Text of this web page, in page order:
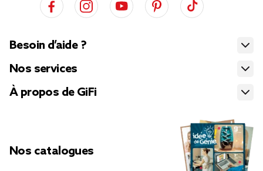
Besoin d’aide ?
Nos services
À propos de GiFi
Nos catalogues